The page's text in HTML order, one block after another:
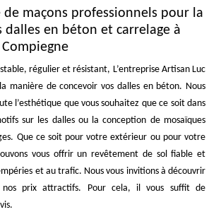
de maçons professionnels pour la
dalles en béton et carrelage à
Compiegne
régulier et résistant, L’entreprise Artisan Luc
manière de concevoir vos dalles en béton. Nous
l’esthétique que vous souhaitez que ce soit dans
sur les dalles ou la conception de mosaïques
Que ce soit pour votre extérieur ou pour votre
vous offrir un revêtement de sol fiable et
et au trafic. Nous vous invitions à découvrir
nos prix attractifs. Pour cela, il vous suffit de